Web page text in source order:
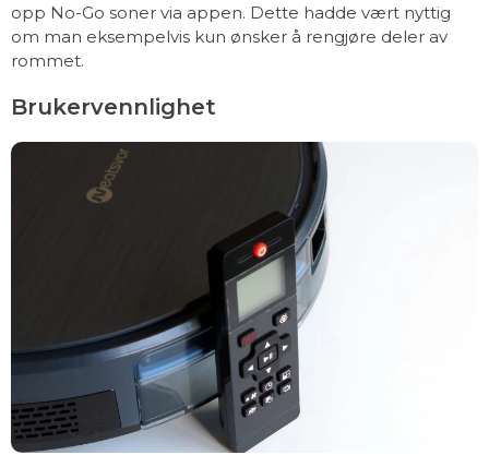
opp No-Go soner via appen. Dette hadde vært nyttig
om man eksempelvis kun ønsker å rengjøre deler av
rommet.
Brukervennlighet